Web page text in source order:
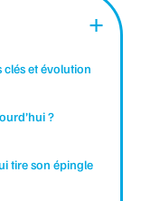
et évolution
?
tire son épingle